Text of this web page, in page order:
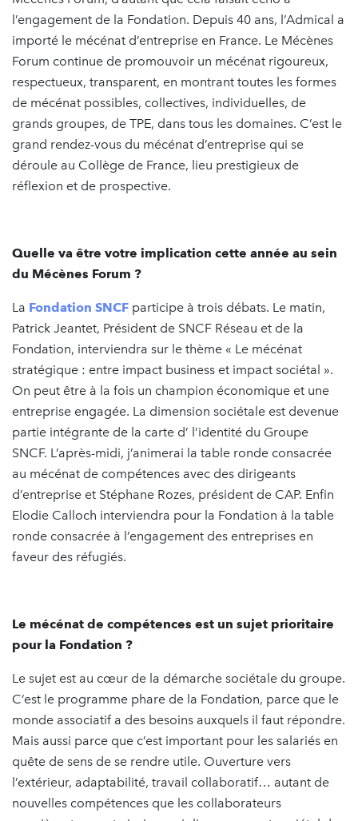
l’engagement de la Fondation. Depuis 40 ans, l’Admical a
importé le mécénat d’entreprise en France. Le Mécènes
Forum continue de promouvoir un mécénat rigoureux,
respectueux, transparent, en montrant toutes les formes
de mécénat possibles, collectives, individuelles, de
grands groupes, de TPE, dans tous les domaines. C’est le
grand rendez-vous du mécénat d’entreprise qui se
déroule au Collège de France, lieu prestigieux de
réflexion et de prospective.
Quelle va être votre implication cette année au sein
du Mécènes Forum ?
La Fondation SNCF participe à trois débats. Le matin,
Patrick Jeantet, Président de SNCF Réseau et de la
Fondation, interviendra sur le thème « Le mécénat
stratégique : entre impact business et impact sociétal ».
On peut être à la fois un champion économique et une
entreprise engagée. La dimension sociétale est devenue
partie intégrante de la carte d’ l’identité du Groupe
SNCF. L’après-midi, j’animerai la table ronde consacrée
au mécénat de compétences avec des dirigeants
d’entreprise et Stéphane Rozes, président de CAP. Enfin
Elodie Calloch interviendra pour la Fondation à la table
ronde consacrée à l’engagement des entreprises en
faveur des réfugiés.
Le mécénat de compétences est un sujet prioritaire
pour la Fondation ?
Le sujet est au cœur de la démarche sociétale du groupe.
C’est le programme phare de la Fondation, parce que le
monde associatif a des besoins auxquels il faut répondre.
Mais aussi parce que c’est important pour les salariés en
quête de sens de se rendre utile. Ouverture vers
l’extérieur, adaptabilité, travail collaboratif… autant de
nouvelles compétences que les collaborateurs